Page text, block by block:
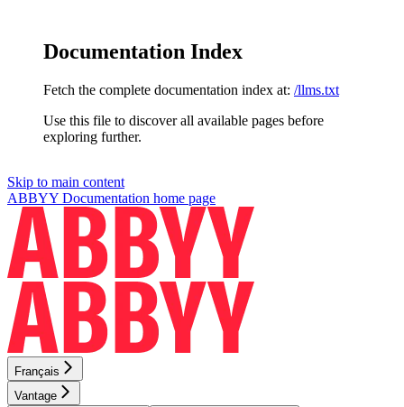
Documentation Index
Fetch the complete documentation index at: /llms.txt
Use this file to discover all available pages before
exploring further.
Skip to main content
ABBYY Documentation home page
Français
Vantage